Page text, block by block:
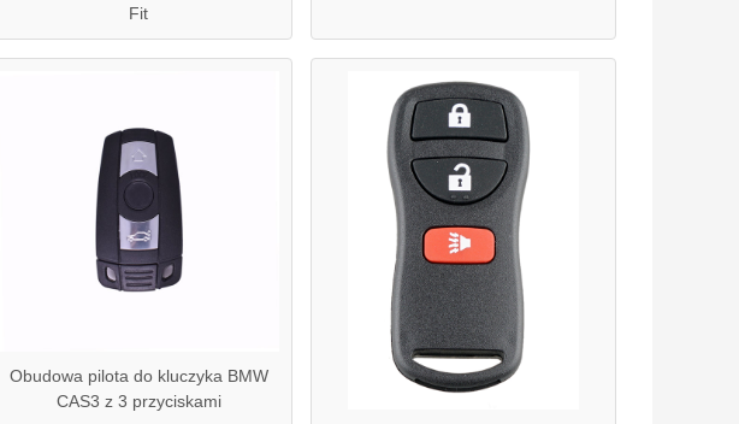
Fit
Obudowa pilota do kluczyka BMW
CAS3 z 3 przyciskami